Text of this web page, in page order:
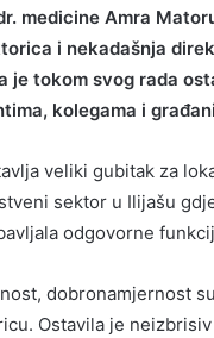
medicine Amra
i nekadašnja
je tokom svog rada
kolegama i
veliki gubitak za
sektor u Ilijašu
odgovorne
dobronamjernost
Ostavila je